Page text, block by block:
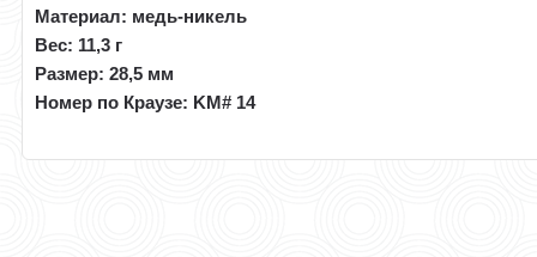
Материал: медь-никель
Вес: 11,3 г
Размер: 28,5 мм
Номер по Краузе: KM# 14